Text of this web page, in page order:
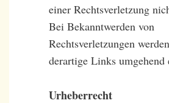
einer Rechtsverletzung
Bei Bekanntwerden von
Rechtsverletzungen
derartige Links umgehend
Urheberrecht